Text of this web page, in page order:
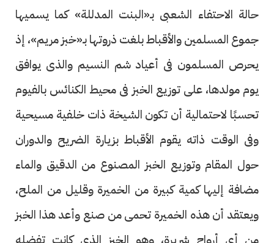
حالة الاحتفاء الشعبى بـ«البنت المدللة» كما يسميها
جموع المسلمين والأقباط بلغت ذروتها بـ«خبز مريم»، إذ
يحرص المسلمون فى أعياد شم النسيم والذى يوافق
يوم مولدها، على توزيع الخبز فى محيط الكنائس بالفيوم
تحسبًا لاحتمالية أن تكون الشيخة ذات خلفية مسيحية
وفى الوقت ذاته يقوم الأقباط بزيارة الضريح والدوران
حول المقام وتوزيع الخبز المصنوع من الدقيق والماء
مضافة إليها كمية كبيرة من الخميرة وقليل من الملح،
ويعتقد أن هذه الخميرة تحمى من صنع وأعد هذا الخبز
من أى أرواح شريرة، وهو الخبز الذى كانت تفضله